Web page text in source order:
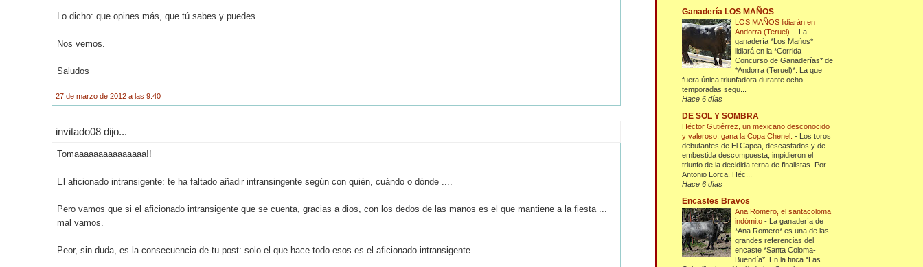
Lo dicho: que opines más, que tú sabes y puedes.
Nos vemos.
Saludos
27 de marzo de 2012 a las 9:40
invitado08 dijo...
Tomaaaaaaaaaaaaaaa!!
El aficionado intransigente: te ha faltado añadir intransingente según con quién, cuándo o dónde ....
Pero vamos que si el aficionado intransigente que se cuenta, gracias a dios, con los dedos de las manos es el que mantiene a la fiesta ...
mal vamos.
Peor, sin duda, es la consecuencia de tu post: solo el que hace todo esos es el aficionado intransigente.
Ganadería LOS MAÑOS
LOS MAÑOS lidiarán en
Andorra (Teruel).- La
ganadería *Los Maños*
lidiará en la *Corrida
Concurso de Ganaderías* de
*Andorra (Teruel)*. La que
fuera única triunfadora durante ocho
temporadas segu...
Hace 6 días
DE SOL Y SOMBRA
Héctor Gutiérrez, un mexicano desconocido
y valeroso, gana la Copa Chenel.- Los toros
debutantes de El Capea, descastados y de
embestida descompuesta, impidieron el
triunfo de la decidida terna de finalistas. Por
Antonio Lorca. Héc...
Hace 6 días
Encastes Bravos
Ana Romero, el santacoloma
indómito- La ganadería de
*Ana Romero* es una de las
grandes referencias del
encaste *Santa Coloma-
Buendía*. En la finca *Las